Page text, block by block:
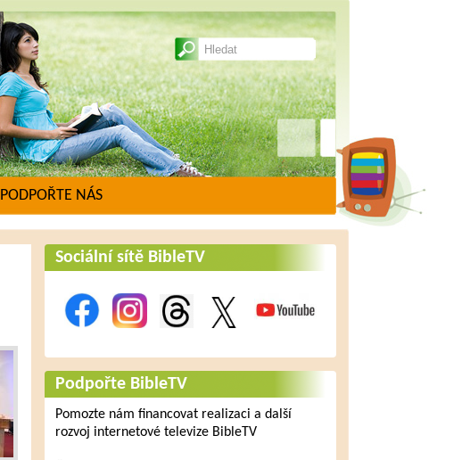
PODPOŘTE NÁS
Sociální sítě BibleTV
Podpořte BibleTV
Pomozte nám financovat realizaci a další
rozvoj internetové televize BibleTV